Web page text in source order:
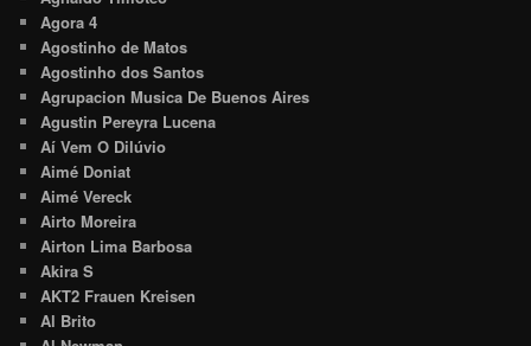
Agora 4
Agostinho de Matos
Agostinho dos Santos
Agrupacion Musica De Buenos Aires
Agustin Pereyra Lucena
Aí Vem O Dilúvio
Aimé Doniat
Aimé Vereck
Airto Moreira
Airton Lima Barbosa
Akira S
AKT2 Frauen Kreisen
Al Brito